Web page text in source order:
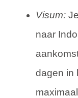
Visum:
naar
dagen in